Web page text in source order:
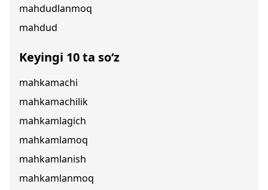
mahdudlanmoq
mahdud
Keyingi 10 ta so‘z
mahkamachi
mahkamachilik
mahkamlagich
mahkamlamoq
mahkamlanish
mahkamlanmoq